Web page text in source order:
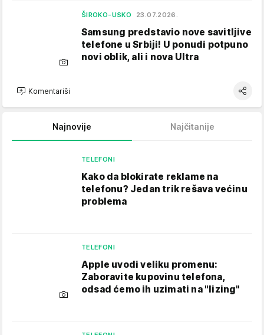
ŠIROKO-USKO 23.07.2026.
Samsung predstavio nove savitljive
telefone u Srbiji! U ponudi potpuno
novi oblik, ali i nova Ultra
Komentariši
Najnovije Najčitanije
TELEFONI
Kako da blokirate reklame na
telefonu​? Jedan trik rešava većinu
problema
TELEFONI
Apple uvodi veliku promenu:
Zaboravite kupovinu telefona,
odsad ćemo ih uzimati na "lizing"